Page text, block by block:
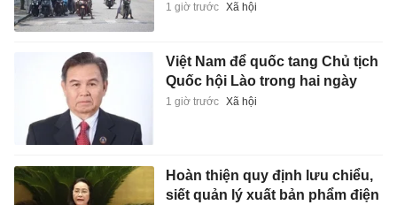
1 giờ trước Xã hội
Việt Nam để quốc tang Chủ tịch
Quốc hội Lào trong hai ngày
1 giờ trước Xã hội
Hoàn thiện quy định lưu chiểu,
siết quản lý xuất bản phẩm điện